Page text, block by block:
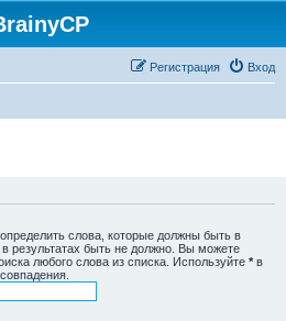
Вход
Регистрация
определить слова, которые должны быть в
результатах быть не должно. Вы можете
любого слова из списка. Используйте * в